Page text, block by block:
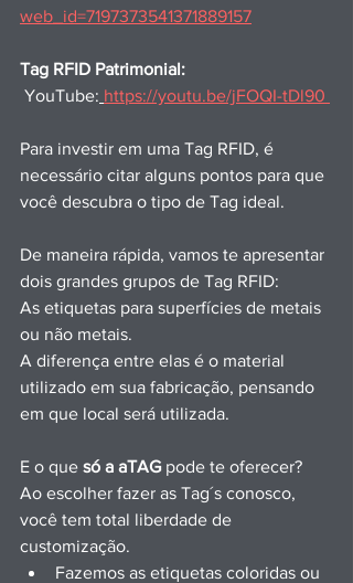
web_id=7197373541371889157
Tag RFID Patrimonial:
YouTube: https://youtu.be/jFOQI-tDl90
Para investir em uma Tag RFID, é
necessário citar alguns pontos para que
você descubra o tipo de Tag ideal.
De maneira rápida, vamos te apresentar
dois grandes grupos de Tag RFID:
As etiquetas para superfícies de metais
ou não metais.
A diferença entre elas é o material
utilizado em sua fabricação, pensando
em que local será utilizada.
E o que só a aTAG pode te oferecer?
Ao escolher fazer as Tag´s conosco,
você tem total liberdade de
customização.
Fazemos as etiquetas coloridas ou